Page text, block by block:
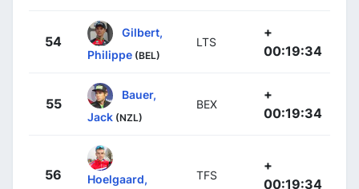
54
Gilbert,
Philippe (BEL)
LTS
+
00:19:34
55
Bauer,
Jack (NZL)
BEX
+
00:19:34
56
Hoelgaard,
TFS
+
00:19:34